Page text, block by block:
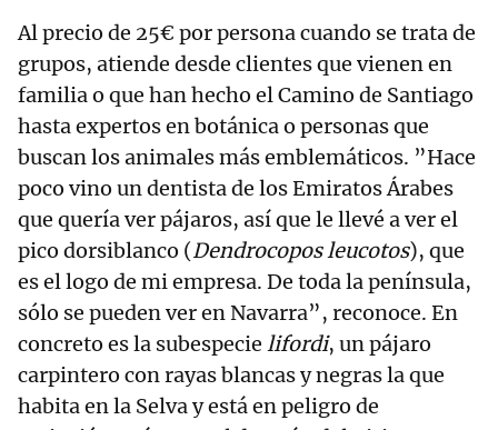
Al precio de 25€ por persona cuando se trata de
grupos, atiende desde clientes que vienen en
familia o que han hecho el Camino de Santiago
hasta expertos en botánica o personas que
buscan los animales más emblemáticos. ”Hace
poco vino un dentista de los Emiratos Árabes
que quería ver pájaros, así que le llevé a ver el
pico dorsiblanco (Dendrocopos leucotos), que
es el logo de mi empresa. De toda la península,
sólo se pueden ver en Navarra”, reconoce. En
concreto es la subespecie lifordi, un pájaro
carpintero con rayas blancas y negras la que
habita en la Selva y está en peligro de